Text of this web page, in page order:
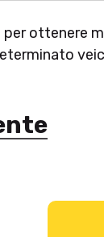
ottenere